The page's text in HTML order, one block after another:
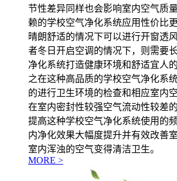
节性差异同样也会影响室内空气质
赖的学校空气净化系统应用性价比
晴朗舒适的情况下可以进行开窗透
者冬日开启空调的情况下，则需要
净化系统打造健康环境和舒适宜人
之在这种高品质的学校空气净化系
的进行卫生环境的检查和相应室内
在室内密封性较强空气流动性较差
提高这种学校空气净化系统使用的
内净化效果大幅度提升并有效改善
室内浑浊的空气变得清洁卫生。
MORE >